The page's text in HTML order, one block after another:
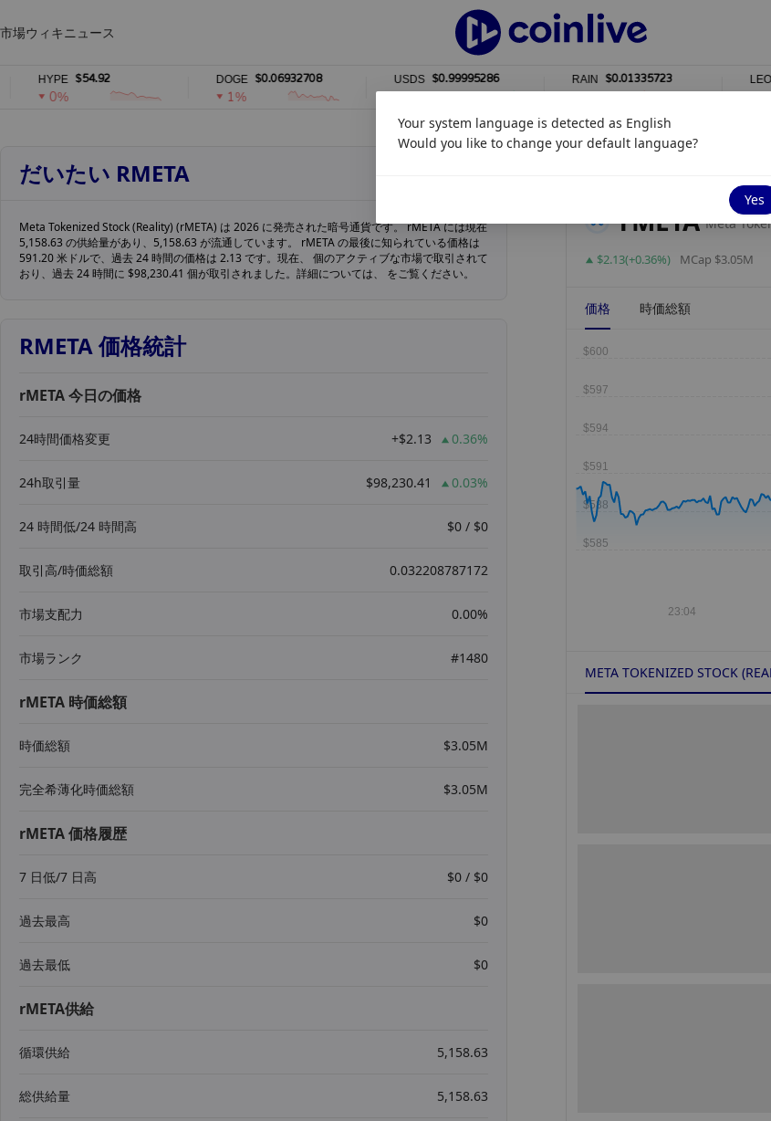
市場ウィキ ニュース
HYPE $54.92
0%
DOGE $0.06932708
1%
USDS $0.99995286
0%
RAIN $0.01335723
1% 0%
だいたい RMETA
Meta Tokenized Stock (Reality) (rMETA) は 2026 に発売された暗号通貨です。 rMETA には現在
5,158.63 の供給量があり、5,158.63 が流通しています。 rMETA の最後に知られている価格は
591.20 米ドルで、過去 24 時間の価格は 2.13 です。現在、 個のアクティブな市場で取引されて
おり、過去 24 時間に $98,230.41 個が取引されました。詳細については、 をご覧ください。
RMETA 価格統計
rMETA 今日の価格
24時間価格変更 +$2.13 0.36%
24h取引量 $98,230.41 0.03%
24 時間低/24 時間高 $0 / $0
取引高/時価総額 0.032208787172
市場支配力 0.00%
市場ランク #1480
rMETA 時価総額
時価総額 $3.05M
完全希薄化時価総額 $3.05M
rMETA 価格履歴
7 日低/7 日高 $0 / $0
過去最高 $0
過去最低 $0
rMETA供給
循環供給 5,158.63
総供給量 5,158.63
rMETA
$2.13(+0.36%) MCap $3.05M
価格 時価総額
META TOKENIZED STOCK
Your system language is detected as English
Would you like to change your default language?
Yes